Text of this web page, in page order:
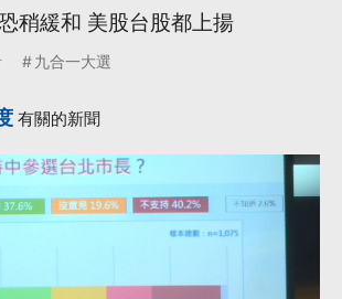
稍緩和 美股台股都上揚
九合一大選
有關的新聞